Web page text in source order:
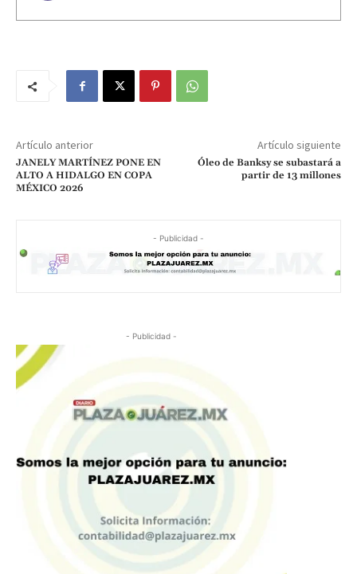
Artículo anterior
JANELY MARTÍNEZ PONE EN
ALTO A HIDALGO EN COPA
MÉXICO 2026
Artículo siguiente
Óleo de Banksy se subastará a
partir de 13 millones
- Publicidad -
- Publicidad -